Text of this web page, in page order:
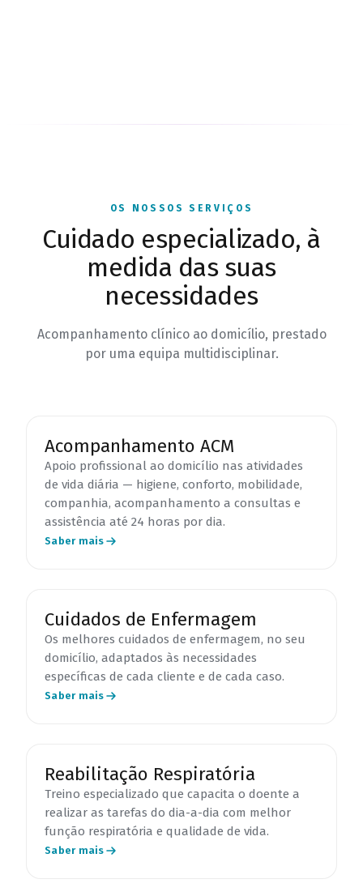
OS NOSSOS SERVIÇOS
Cuidado especializado, à
medida das suas
necessidades
Acompanhamento clínico ao domicílio, prestado
por uma equipa multidisciplinar.
Acompanhamento ACM
Apoio profissional ao domicílio nas atividades
de vida diária — higiene, conforto, mobilidade,
companhia, acompanhamento a consultas e
assistência até 24 horas por dia.
Saber mais
Cuidados de Enfermagem
Os melhores cuidados de enfermagem, no seu
domicílio, adaptados às necessidades
específicas de cada cliente e de cada caso.
Saber mais
Reabilitação Respiratória
Treino especializado que capacita o doente a
realizar as tarefas do dia-a-dia com melhor
função respiratória e qualidade de vida.
Saber mais